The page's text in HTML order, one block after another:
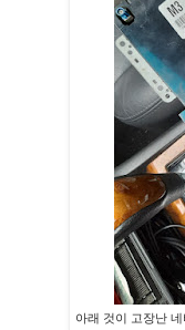
아래 것이 고장난